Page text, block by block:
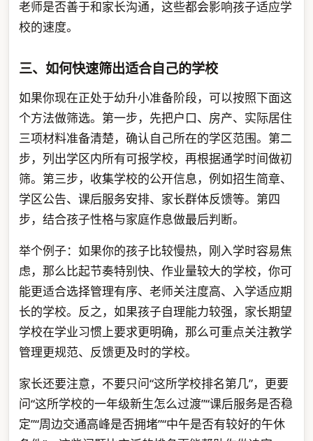
老师是否善于和家长沟通，这些都会影响孩子适应学
校的速度。
三、如何快速筛出适合自己的学校
如果你现在正处于幼升小准备阶段，可以按照下面这
个方法做筛选。第一步，先把户口、房产、实际居住
三项材料准备清楚，确认自己所在的学区范围。第二
步，列出学区内所有可报学校，再根据通学时间做初
筛。第三步，收集学校的公开信息，例如招生简章、
学区公告、课后服务安排、家长群体反馈等。第四
步，结合孩子性格与家庭作息做最后判断。
举个例子：如果你的孩子比较慢热，刚入学时容易焦
虑，那么比起节奏特别快、作业量较大的学校，你可
能更适合选择管理有序、老师关注度高、入学适应期
长的学校。反之，如果孩子自理能力较强，家长期望
学校在学业习惯上要求更明确，那么可重点关注教学
管理更规范、反馈更及时的学校。
家长还要注意，不要只问“这所学校排名第几”，更要
问“这所学校的一年级新生怎么过渡”“课后服务是否稳
定”“周边交通高峰是否拥堵”“中午是否有较好的午休